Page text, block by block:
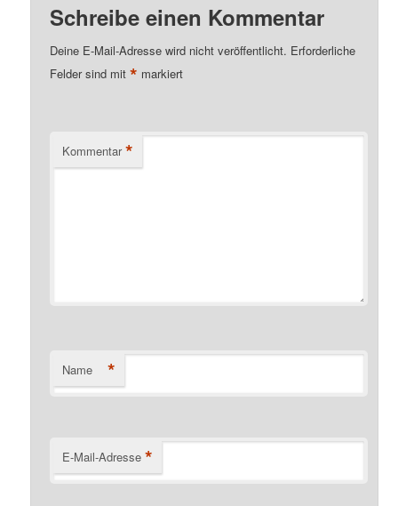
Schreibe einen Kommentar
Deine E-Mail-Adresse wird nicht veröffentlicht. Erforderliche
Felder sind mit* markiert
Kommentar *
Name *
E-Mail-Adresse *